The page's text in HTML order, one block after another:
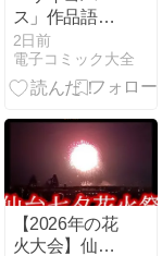
ス」作品語り
｜厨二っぽい
銃撃戦のはず
が、気づけば
められる作品
2日前
電子コミック大全
【2026年の花
火大会】仙台